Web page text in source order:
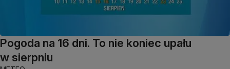
Pogoda na 16 dni. To nie koniec upału
w sierpniu